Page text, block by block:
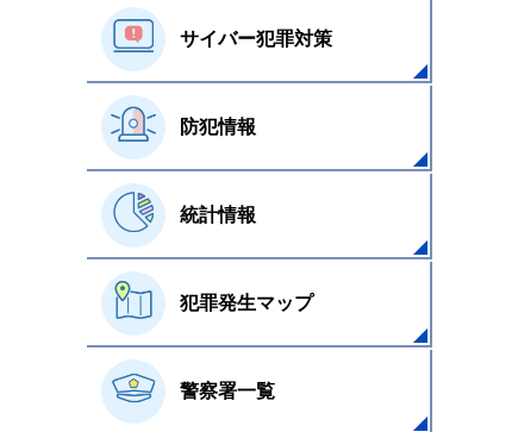
サイバー犯罪対策
防犯情報
統計情報
犯罪発生マップ
警察署一覧